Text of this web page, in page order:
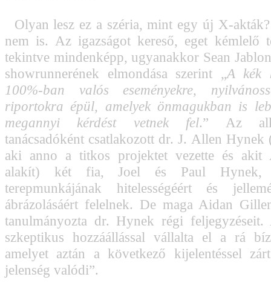
Olyan lesz ez a széria, mint egy új X-
nem is. Az igazságot kereső, eget kémlelő
tekintve mindenképp, ugyanakkor Sean
showrunnerének elmondása szerint „A kék
100%-ban valós eseményekre,
riportokra épül, amelyek önmagukban is
megannyi kérdést vetnek fel.” Az
tanácsadóként csatlakozott dr. J. Allen Hynek
aki anno a titkos projektet vezette és akit
alakít) két fia, Joel és Paul Hynek,
terepmunkájának hitelességéért és
ábrázolásáért felelnek. De maga Aidan
tanulmányozta dr. Hynek régi feljegyzéseit.
szkeptikus hozzáállással vállalta el a rá
amelyet aztán a következő kijelentéssel
jelenség valódi”.